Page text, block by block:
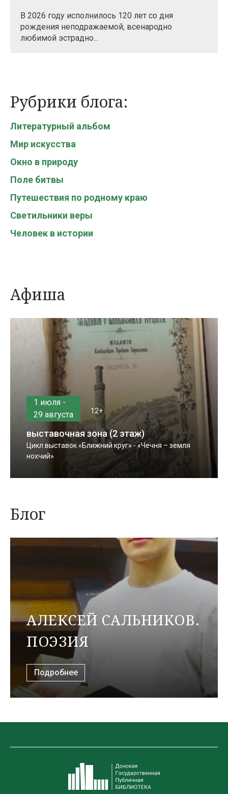
В 2026 году исполнилось 120 лет со дня
рождения неподражаемой, всенародно
любимой эстрадно...
Рубрики блога:
Литературный альбом
Мир искусства
Окно в природу
Поле битвы
Путешествия по родному краю
Светильники веры
Человек в истории
Афиша
1 июля -
29 августа
12+
выставочная зона (2 этаж)
Цикл выставок «Ближний круг» - «Чечня – земля
нохчий»
Блог
АЛЕКСЕЙ САЛЬНИКОВ.
ПОЭЗИЯ
Подробнее